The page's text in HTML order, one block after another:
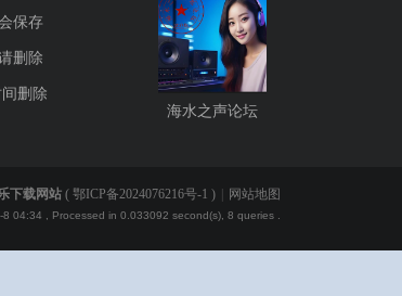
保存
删除
删除
海水之声论坛
下载网站 ( 鄂ICP备2024076216号-1 ) 网站地图
8 04:34 , Processed in 0.033092 second(s), 8 queries .